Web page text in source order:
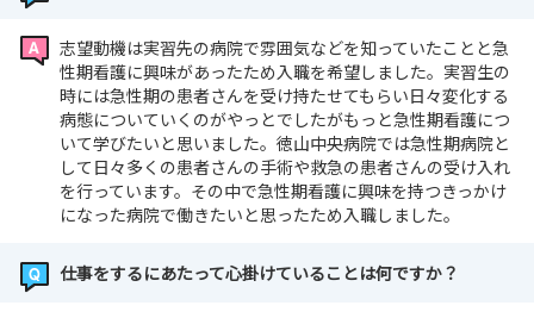
志望動機は実習先の病院で雰囲気などを知っていたことと急
性期看護に興味があったため入職を希望しました。実習生の
時には急性期の患者さんを受け持たせてもらい日々変化する
病態についていくのがやっとでしたがもっと急性期看護につ
いて学びたいと思いました。徳山中央病院では急性期病院と
して日々多くの患者さんの手術や救急の患者さんの受け入れ
を行っています。その中で急性期看護に興味を持つきっかけ
になった病院で働きたいと思ったため入職しました。
仕事をするにあたって心掛けていることは何ですか？